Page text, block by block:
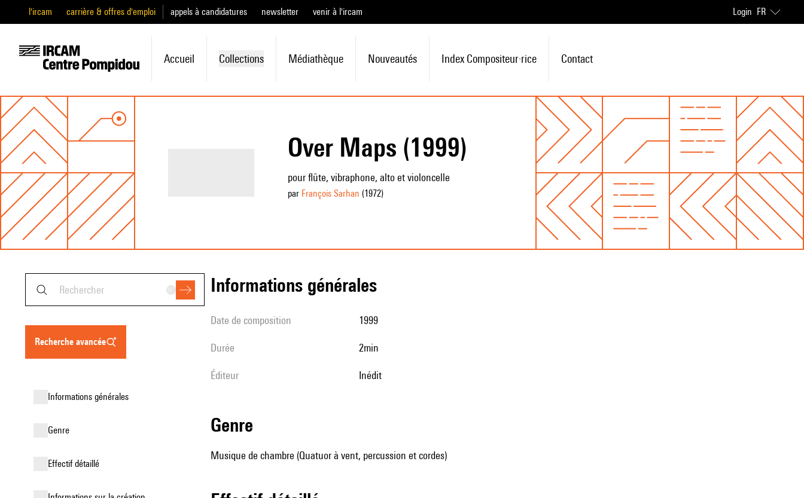
l'ircam carrière & offres d'emploi appels à candidatures newsletter venir à l'ircam Login FR
Accueil Collections Médiathèque Nouveautés Index Compositeur·rice Contact
Over Maps (1999)
pour flûte, vibraphone, alto et violoncelle
par François Sarhan (1972)
recherche avancée
informations générales
genre
effectif détaillé
informations générales
date de composition 1999
durée 2min
éditeur Inédit
genre
Musique de chambre (Quatuor à vent, percussion et cordes)